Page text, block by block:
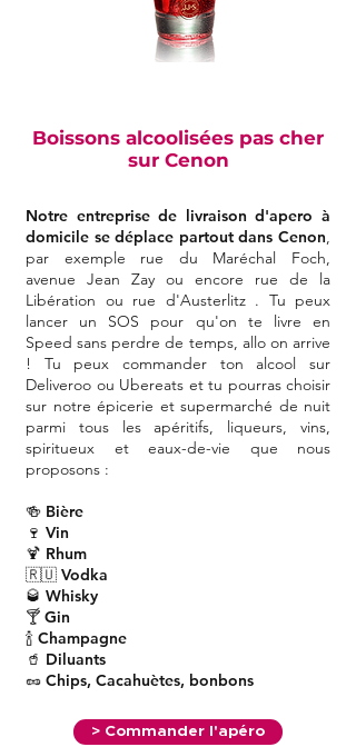
Boissons alcoolisées pas cher
sur Cenon
Notre entreprise de livraison d'apero à
domicile se déplace partout dans Cenon,
par exemple rue du Maréchal Foch,
avenue Jean Zay ou encore rue de la
Libération ou rue d'Austerlitz . Tu peux
lancer un SOS pour qu'on te livre en
Speed sans perdre de temps, allo on arrive
! Tu peux commander ton alcool sur
Deliveroo ou Ubereats et tu pourras choisir
sur notre épicerie et supermarché de nuit
parmi tous les apéritifs, liqueurs, vins,
spiritueux et eaux-de-vie que nous
proposons :
🍻 Bière
🍷 Vin
🍹 Rhum
🇷🇺 Vodka
🥃 Whisky
🍸 Gin
🍾 Champagne
🥤 Diluants
🥜 Chips, Cacahuètes, bonbons
> Commander l'apéro